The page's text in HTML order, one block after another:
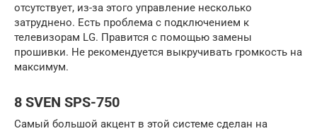
отсутствует, из-за этого управление несколько
затруднено. Есть проблема с подключением к
телевизорам LG. Правится с помощью замены
прошивки. Не рекомендуется выкручивать громкость на
максимум.
8 SVEN SPS-750
Самый большой акцент в этой системе сделан на